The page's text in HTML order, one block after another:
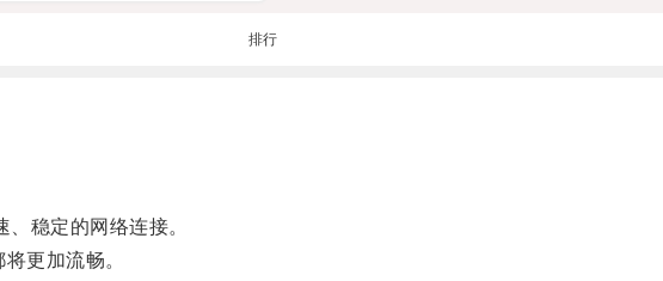
排行
稳定的网络连接。
更加流畅。